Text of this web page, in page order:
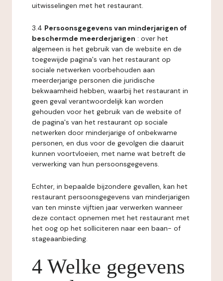
uitwisselingen met het restaurant.
3.4 Persoonsgegevens van minderjarigen of
beschermde meerderjarigen : over het
algemeen is het gebruik van de website en de
toegewijde pagina's van het restaurant op
sociale netwerken voorbehouden aan
meerderjarige personen die juridische
bekwaamheid hebben, waarbij het restaurant in
geen geval verantwoordelijk kan worden
gehouden voor het gebruik van de website of
de pagina's van het restaurant op sociale
netwerken door minderjarige of onbekwame
personen, en dus voor de gevolgen die daaruit
kunnen voortvloeien, met name wat betreft de
verwerking van hun persoonsgegevens.
Echter, in bepaalde bijzondere gevallen, kan het
restaurant persoonsgegevens van minderjarigen
van ten minste vijftien jaar verwerken wanneer
deze contact opnemen met het restaurant met
het oog op het solliciteren naar een baan- of
stageaanbieding.
4 Welke gegevens